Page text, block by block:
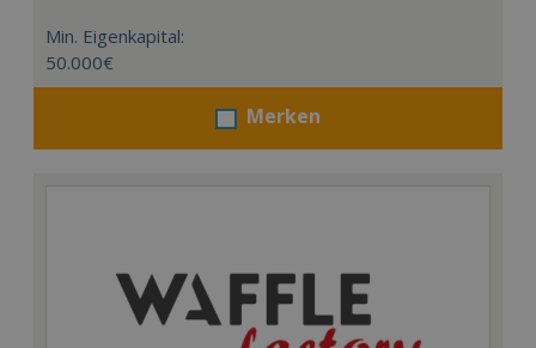
Min. Eigenkapital:
50.000€
Merken